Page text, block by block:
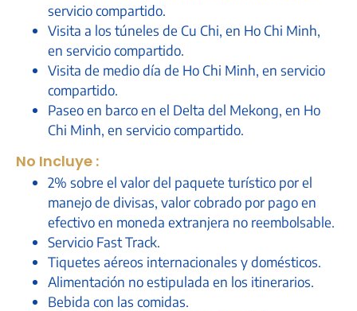
servicio compartido.
Visita a los túneles de Cu Chi, en Ho Chi Minh,
en servicio compartido.
Visita de medio día de Ho Chi Minh, en servicio
compartido.
Paseo en barco en el Delta del Mekong, en Ho
Chi Minh, en servicio compartido.
No Incluye :
2% sobre el valor del paquete turístico por el
manejo de divisas, valor cobrado por pago en
efectivo en moneda extranjera no reembolsable.
Servicio Fast Track.
Tiquetes aéreos internacionales y domésticos.
Alimentación no estipulada en los itinerarios.
Bebida con las comidas.